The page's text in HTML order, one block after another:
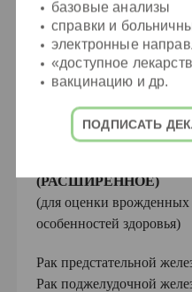
ДОПОЛНИТЕЛЬНЫЕ
МРТ TOTAL-BODY
+19 000 грн
(РАСШИРЕННОЕ)
(для оценки
особенностей здоровья)
Рак предстательной
Рак поджелудочной
базовые анализы
справки и
электронные
«доступное
вакцинацию и др.
ПОДПИСАТЬ